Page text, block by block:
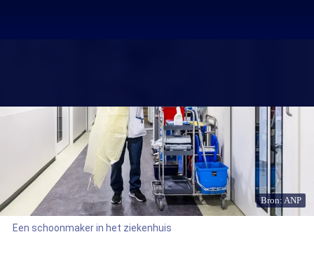
Bron: ANP
Een schoonmaker in het ziekenhuis